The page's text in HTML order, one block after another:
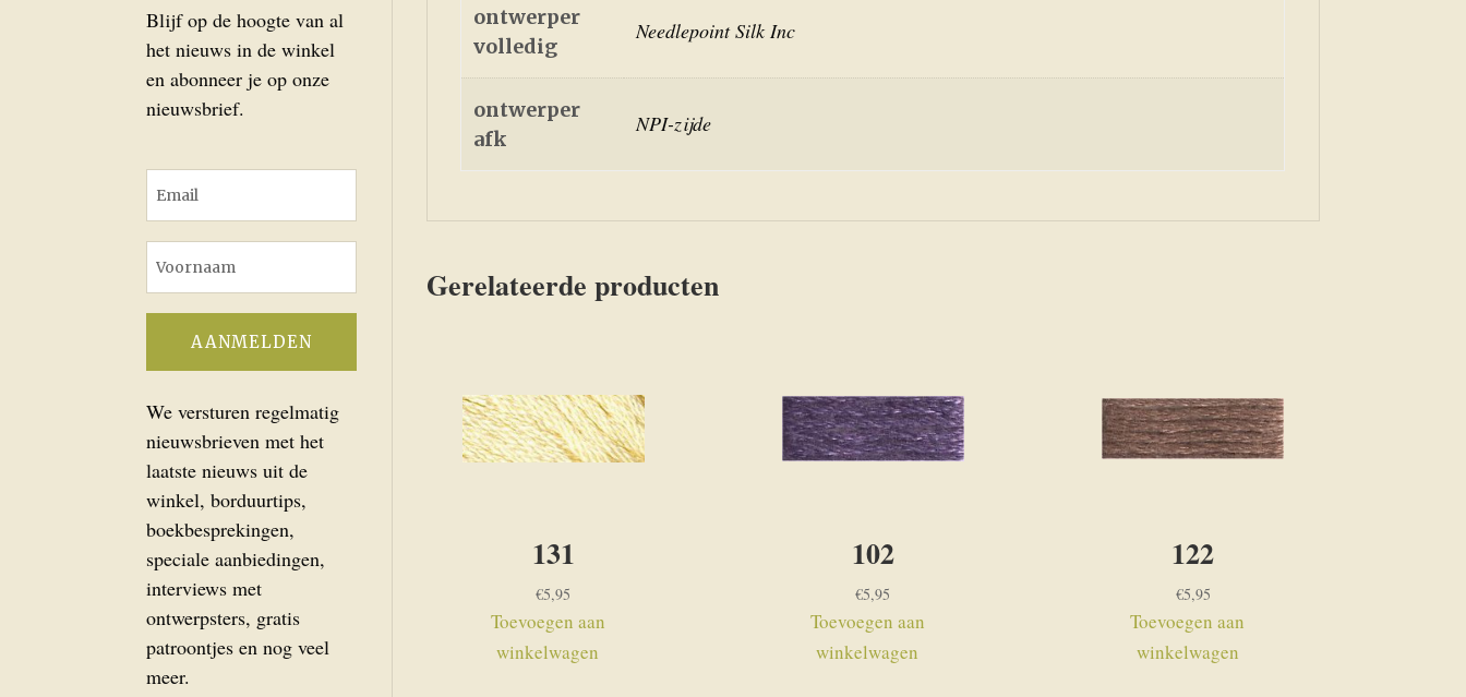
ontwerper
volledig
Needlepoint Silk Inc
ontwerper
afk
NPI-zijde
Gerelateerde producten
131
€5,95
Toevoegen aan
winkelwagen
102
€5,95
Toevoegen aan
winkelwagen
122
€5,95
Toevoegen aan
winkelwagen
Blijf op de hoogte van al
het nieuws in de winkel
en abonneer je op onze
nieuwsbrief.
We versturen regelmatig
nieuwsbrieven met het
laatste nieuws uit de
winkel, borduurtips,
boekbesprekingen,
speciale aanbiedingen,
interviews met
ontwerpsters, gratis
patroontjes en nog veel
meer.